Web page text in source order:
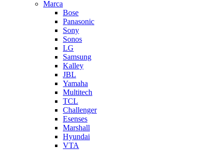
Marca
Bose
Panasonic
Sony
Sonos
LG
Samsung
Kalley
JBL
Yamaha
Multitech
TCL
Challenger
Esenses
Marshall
Hyundai
VTA